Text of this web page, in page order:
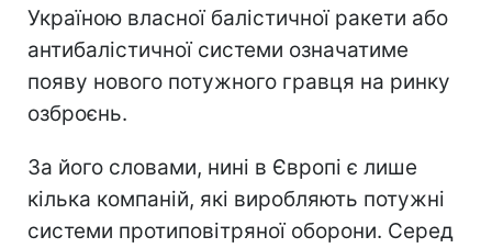
Україною власної балістичної ракети або
антибалістичної системи означатиме
появу нового потужного гравця на ринку
озброєнь.
За його словами, нині в Європі є лише
кілька компаній, які виробляють потужні
системи протиповітряної оборони. Серед